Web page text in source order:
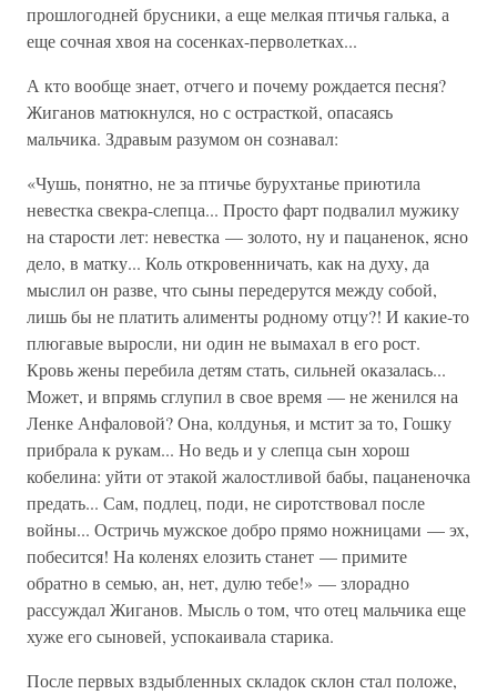
прошлогодней брусники, а еще мелкая птичья галька, а
еще сочная хвоя на сосенках-перволетках...
А кто вообще знает, отчего и почему рождается песня?
Жиганов матюкнулся, но с острасткой, опасаясь
мальчика. Здравым разумом он сознавал:
«Чушь, понятно, не за птичье бурухтанье приютила
невестка свекра-слепца... Просто фарт подвалил мужику
на старости лет: невестка — золото, ну и пацаненок, ясно
дело, в матку... Коль откровенничать, как на духу, да
мыслил он разве, что сыны передерутся между собой,
лишь бы не платить алименты родному отцу?! И какие-то
плюгавые выросли, ни один не вымахал в его рост.
Кровь жены перебила детям стать, сильней оказалась...
Может, и впрямь сглупил в свое время — не женился на
Ленке Анфаловой? Она, колдунья, и мстит за то, Гошку
прибрала к рукам... Но ведь и у слепца сын хорош
кобелина: уйти от этакой жалостливой бабы, пацаненочка
предать... Сам, подлец, поди, не сиротствовал после
войны... Остричь мужское добро прямо ножницами — эх,
побесится! На коленях елозить станет — примите
обратно в семью, ан, нет, дулю тебе!» — злорадно
рассуждал Жиганов. Мысль о том, что отец мальчика еще
хуже его сыновей, успокаивала старика.
После первых вздыбленных складок склон стал положе,